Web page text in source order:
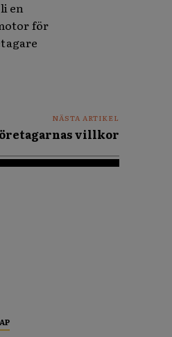
en
för
NÄSTA ARTIKEL
villkor